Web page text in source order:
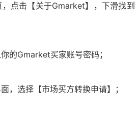
点击【关于Gmarket】，下滑找到
的Gmarket买家账号密码；
选择【市场买方转换申请】；